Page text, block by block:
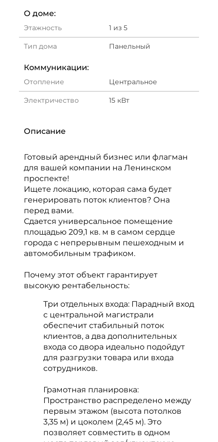
О доме:
Этажность 1 из 5
Тип дома Панельный
Коммуникации:
Отопление Центральное
Электричество 15 кВт
Описание
Готовый арендный бизнес или флагман
для вашей компании на Ленинском
проспекте!
Ищете локацию, которая сама будет
генерировать поток клиентов? Она
перед вами.
Сдается универсальное помещение
площадью 209,1 кв. м в самом сердце
города с непрерывным пешеходным и
автомобильным трафиком.
Почему этот объект гарантирует
высокую рентабельность:
Три отдельных входа: Парадный вход
с центральной магистрали
обеспечит стабильный поток
клиентов, а два дополнительных
входа со двора идеально подойдут
для разгрузки товара или входа
сотрудников.
Грамотная планировка:
Пространство распределено между
первым этажом (высота потолков
3,35 м) и цоколем (2,45 м). Это
позволяет совместить в одном